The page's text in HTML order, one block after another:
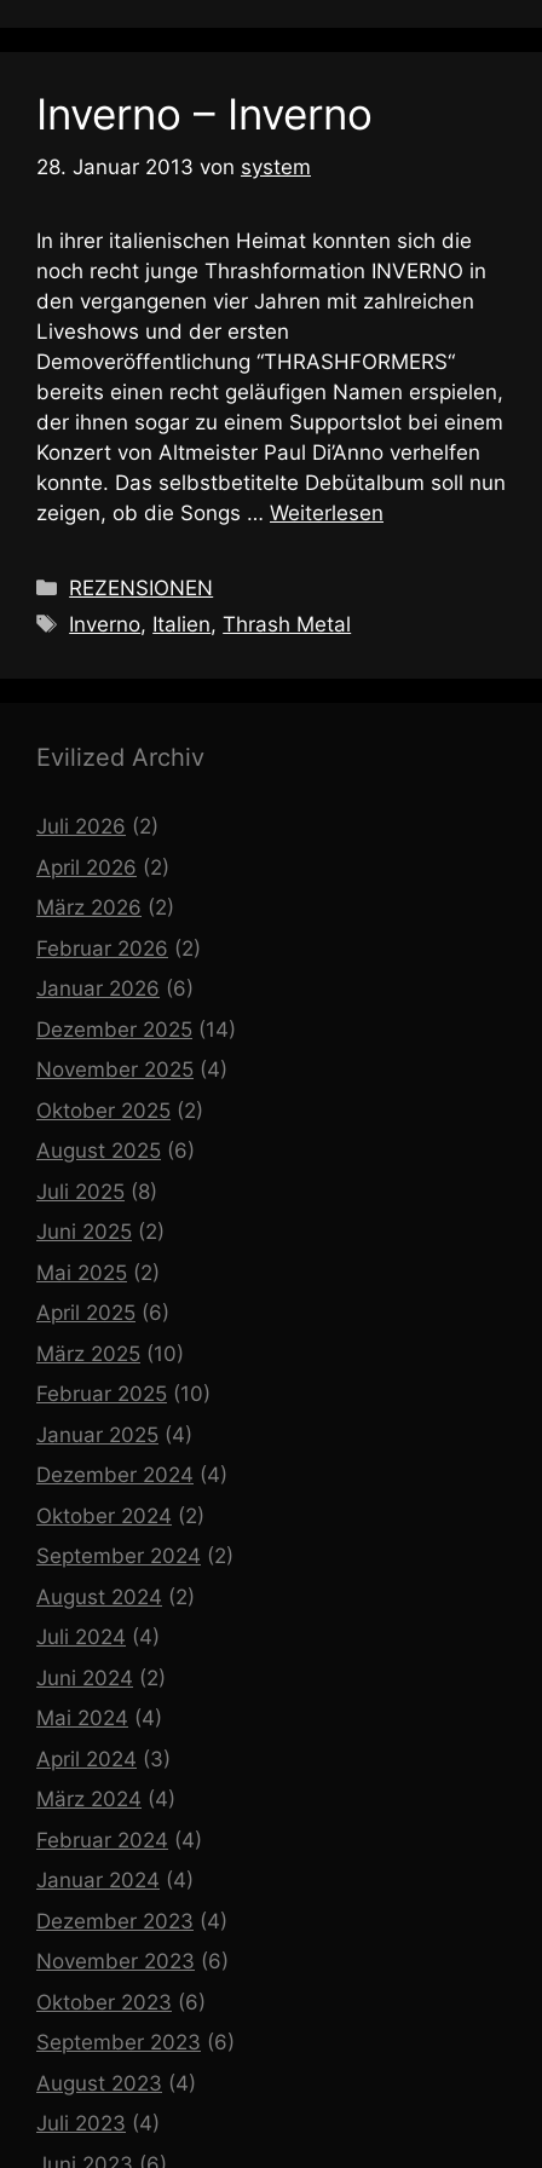
Inverno – Inverno
28. Januar 2013 von system
In ihrer italienischen Heimat konnten sich die
noch recht junge Thrashformation INVERNO in
den vergangenen vier Jahren mit zahlreichen
Liveshows und der ersten
Demoveröffentlichung “THRASHFORMERS“
bereits einen recht geläufigen Namen erspielen,
der ihnen sogar zu einem Supportslot bei einem
Konzert von Altmeister Paul Di’Anno verhelfen
konnte. Das selbstbetitelte Debütalbum soll nun
zeigen, ob die Songs … Weiterlesen
Kategorien
REZENSIONEN
Schlagwörter
Inverno, Italien,Thrash Metal
Evilized Archiv
Juli 2026 (2)
April 2026 (2)
März 2026 (2)
Februar 2026 (2)
Januar 2026 (6)
Dezember 2025 (14)
November 2025 (4)
Oktober 2025 (2)
August 2025 (6)
Juli 2025 (8)
Juni 2025 (2)
Mai 2025 (2)
April 2025 (6)
März 2025 (10)
Februar 2025 (10)
Januar 2025 (4)
Dezember 2024 (4)
Oktober 2024 (2)
September 2024 (2)
August 2024 (2)
Juli 2024 (4)
Juni 2024 (2)
Mai 2024 (4)
April 2024 (3)
März 2024 (4)
Februar 2024 (4)
Januar 2024 (4)
Dezember 2023 (4)
November 2023 (6)
Oktober 2023 (6)
September 2023 (6)
August 2023 (4)
Juli 2023 (4)